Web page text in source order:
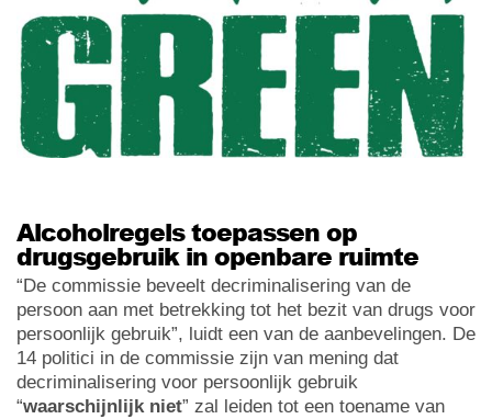
Alcoholregels toepassen op
drugsgebruik in openbare ruimte
“De commissie beveelt decriminalisering van de
persoon aan met betrekking tot het bezit van drugs voor
persoonlijk gebruik”, luidt een van de aanbevelingen. De
14 politici in de commissie zijn van mening dat
decriminalisering voor persoonlijk gebruik
“waarschijnlijk niet” zal leiden tot een toename van